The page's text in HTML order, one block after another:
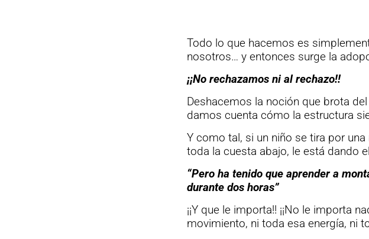
Todo lo que hacemos es
nosotros… y entonces surge la
¡¡No rechazamos ni al rechazo!!
Deshacemos la noción que brota
damos cuenta cómo la estructura
Y como tal, si un niño se tira por
toda la cuesta abajo, le está dando
“Pero ha tenido que aprender a
durante dos horas”
¡¡Y que le importa!! ¡¡No le importa
movimiento, ni toda esa energía, ni